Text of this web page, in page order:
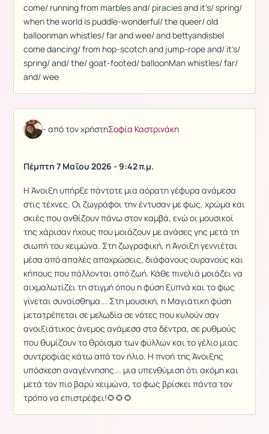
come/ running from marbles and/ piracies and it's/ spring/
when the world is puddle-wonderful/ the queer/ old
balloonman whistles/ far and wee/ and bettyandisbel
come dancing/ from hop-scotch and jump-rope and/ it's/
spring/ and/ the/ goat-footed/ balloonMan whistles/ far/
and/ wee
- από τον χρήστηΣοφία Καστρινάκη
Πέμπτη 7 Μαΐου 2026 - 9:42 π.μ.
Η Άνοιξη υπήρξε πάντοτε μια αόρατη γέφυρα ανάμεσα
στις τέχνες. Οι ζωγράφοι την έντυσαν με φως, χρώμα και
σκιές που ανθίζουν πάνω στον καμβά, ενώ οι μουσικοί
της χάρισαν ήχους που μοιάζουν με ανάσες γης μετά τη
σιωπή του χειμώνα. Στη ζωγραφική, η Άνοιξη γεννιέται
μέσα από απαλές αποχρώσεις, διάφανους ουρανούς και
κήπους που πάλλονται από ζωή. Κάθε πινελιά μοιάζει να
αιχμαλωτίζει τη στιγμή όπου η φύση ξυπνά και το φως
γίνεται συναίσθημα... Στη μουσική, η Μαγιάτικη φύση
μετατρέπεται σε μελωδία σε νότες που κυλούν σαν
ανοιξιάτικος άνεμος ανάμεσα στα δέντρα, σε ρυθμούς
που θυμίζουν το θρόισμα των φύλλων και το γέλιο μιας
συντροφιάς κάτω από τον ήλιο. Η πνοή της Άνοιξης
υπόσχεση αναγέννησης... μια υπενθύμιση ότι ακόμη και
μετά τον πιο βαρύ χειμώνα, το φως βρίσκει πάντα τον
τρόπο να επιστρέφει!🌻🌻🌻